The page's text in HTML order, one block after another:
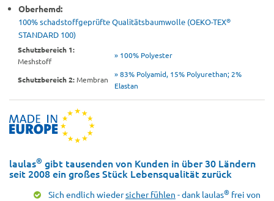
Oberhemd:
100% schadstoffgeprüfte Qualitätsbaumwolle (OEKO-TEX®
STANDARD 100)
Schutzbereich 1:
Meshstoff
» 100% Polyester
Schutzbereich 2:Membran
» 83% Polyamid, 15% Polyurethan; 2%
Elastan
laulas® gibt tausenden von Kunden in über 30 Ländern
seit 2008 ein großes Stück Lebensqualität zurück
Sich endlich wiedersicher fühlen - dank laulas® frei von